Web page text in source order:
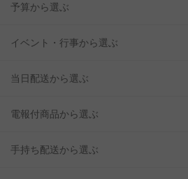
予算から選ぶ
イベント・行事から選ぶ
当日配送から選ぶ
電報付商品から選ぶ
手持ち配送から選ぶ